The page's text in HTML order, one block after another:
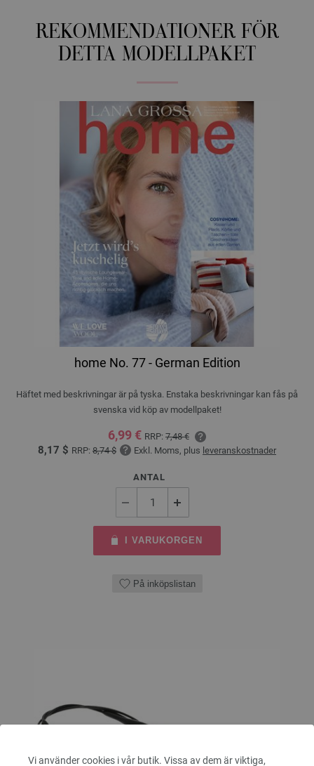
Vi använder cookies i vår butik. Vissa av dem är viktiga,
REKOMMENDATIONER FÖR
DETTA MODELLPAKET
home No. 77 - German Edition
Häftet med beskrivningar är på tyska. Enstaka beskrivningar kan fås på
svenska vid köp av modellpaket!
6,99 € RRP: 7,48 €
8,17 $ RRP: 8,74 $ Exkl. Moms, plus leveranskostnader
ANTAL
I VARUKORGEN
På inköpslistan